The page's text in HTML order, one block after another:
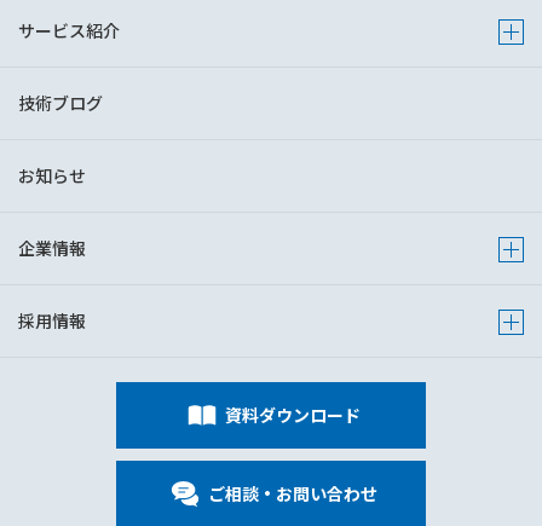
サービス紹介 Show
技術ブログ
お知らせ
企業情報 Show
採用情報 Show
資料ダウンロード
ご相談・お問い合わせ